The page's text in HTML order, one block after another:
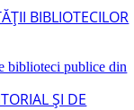
BIBLIOTECILOR
biblioteci publice din
ŞI DE